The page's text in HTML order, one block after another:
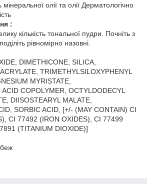
олії та олії Дерматологічно
:
кількість тональної пудри. Почніть з
рівномірно назовні.
DIMETHICONE, SILICA,
TRIMETHYLSILOXYPHENYL
MYRISTATE,
COPOLYMER, OCTYLDODECYL
DIISOSTEARYL MALATE,
SORBIC ACID, [+/- (MAY CONTAIN) CI
CI 77492 (IRON OXIDES), CI 77499
(TITANIUM DIOXIDE)]